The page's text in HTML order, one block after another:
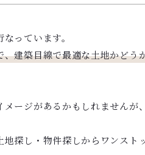
っています。
建築目線で最適な土地かど
ージがあるかもしれません
探し・物件探しからワンス